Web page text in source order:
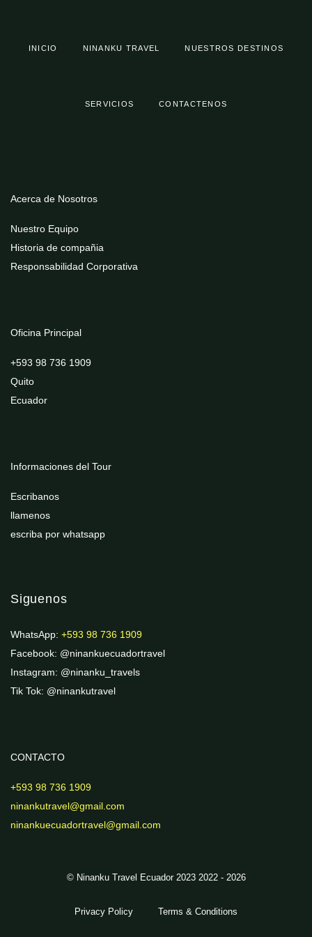
INICIO NINANKU TRAVEL NUESTROS DESTINOS
SERVICIOS CONTACTENOS
Acerca de Nosotros
Nuestro Equipo
Historia de compañia
Responsabilidad Corporativa
Oficina Principal
+593 98 736 1909
Quito
Ecuador
Informaciones del Tour
Escribanos
llamenos
escriba por whatsapp
Siguenos
WhatsApp: +593 98 736 1909
Facebook: @ninankuecuadortravel
Instagram: @ninanku_travels
Tik Tok: @ninankutravel
CONTACTO
+593 98 736 1909
ninankutravel@gmail.com
ninankuecuadortravel@gmail.com
© Ninanku Travel Ecuador 2023 2022 - 2026
Privacy Policy Terms & Conditions